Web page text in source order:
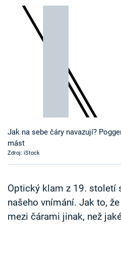
Témata
Pořady
Sledujte prima+
Přihlášení
Sledujte nás
Jak na sebe čáry navazují?
mást
Zdroj: iStock
Optický klam z 19. století
našeho vnímání. Jak to,
mezi čárami jinak, než